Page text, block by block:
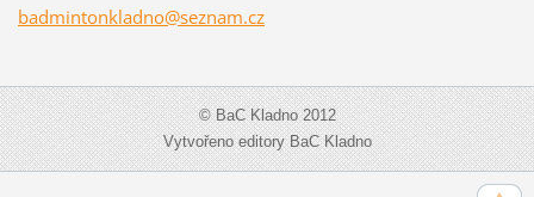
badmintonkladno@seznam.cz
© BaC Kladno 2012
Vytvořeno editory BaC Kladno